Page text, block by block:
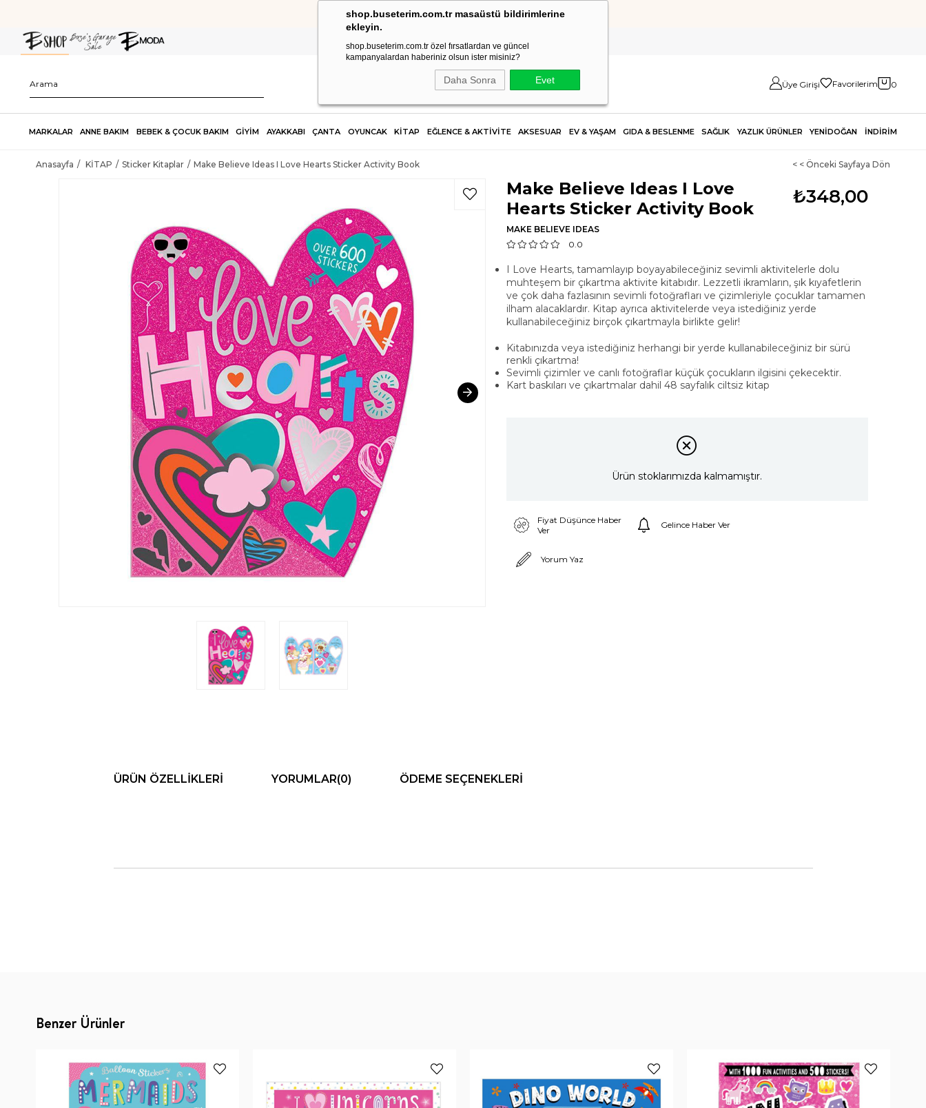
shop.buseterim.com.tr masaüstü bildirimlerine
ekleyin.
shop.buseterim.com.tr özel fırsatlardan ve güncel
kampanyalardan haberiniz olsun ister misiniz?
Daha Sonra Evet
HIZLI KARGO
Üye Girişi Favorilerim 0
MARKALAR ANNE BAKIM BEBEK & ÇOCUK BAKIM GİYİM AYAKKABI ÇANTA OYUNCAK KİTAP EĞLENCE & AKTİVİTE AKSESUAR EV & YAŞAM GIDA & BESLENME SAĞLIK YAZLIK ÜRÜNLER YENİDOĞAN İNDİRİM
Anasayfa KİTAP Sticker Kitaplar Make Believe Ideas I Love Hearts Sticker Activity Book < < Önceki Sayfaya Dön
₺348,00
Make Believe Ideas I Love
Hearts Sticker Activity Book
MAKE BELIEVE IDEAS
0.0
I Love Hearts, tamamlayıp boyayabileceğiniz sevimli aktivitelerle dolu
muhteşem bir çıkartma aktivite kitabıdır. Lezzetli ikramların, şık kıyafetlerin
ve çok daha fazlasının sevimli fotoğrafları ve çizimleriyle çocuklar tamamen
ilham alacaklardır. Kitap ayrıca aktivitelerde veya istediğiniz yerde
kullanabileceğiniz birçok çıkartmayla birlikte gelir!
Kitabınızda veya istediğiniz herhangi bir yerde kullanabileceğiniz bir sürü
renkli çıkartma!
Sevimli çizimler ve canlı fotoğraflar küçük çocukların ilgisini çekecektir.
Kart baskıları ve çıkartmalar dahil 48 sayfalık ciltsiz kitap
Ürün stoklarımızda kalmamıştır.
Fiyat Düşünce Haber
Ver
Gelince Haber Ver
Yorum Yaz
ÜRÜN ÖZELLIKLERI YORUMLAR(0) ÖDEME SEÇENEKLERI
Benzer Ürünler